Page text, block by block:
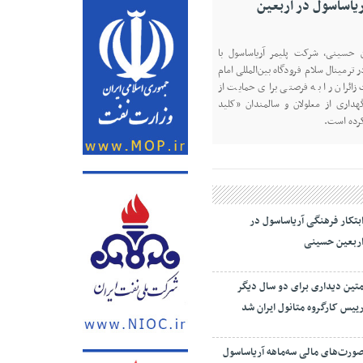
در اربعین
حسینی، شرکت پلیمر آریاساسول با
سلام فرودگاه بین‌المللی امام
را به فرصتی برای حمایت از
از معلولان و سالمندان «کلید
است.
شد
دیداری، مدیرعامل و‌ نائب رییس
زاگرس، با رأی اعضای این
دو ساله دیگر به عنوان رئیس کارگروه
ابتکار فرهنگی آریاساسول در
اربعین حسینی
متین دیداری برای دو سال دیگر
رییس کارگروه متانول ایران شد
صورت‌های مالی سه‌ماهه آریاساسول